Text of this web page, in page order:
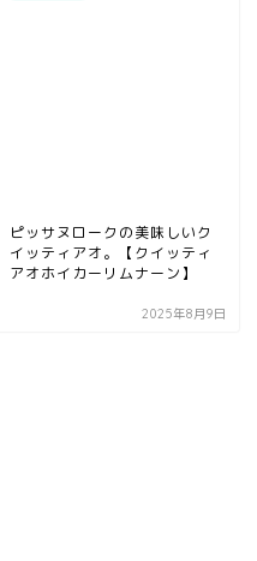
ピッサヌロークの美味しいク
イッティアオ。【クイッティ
アオホイカーリムナーン】
2025年8月9日